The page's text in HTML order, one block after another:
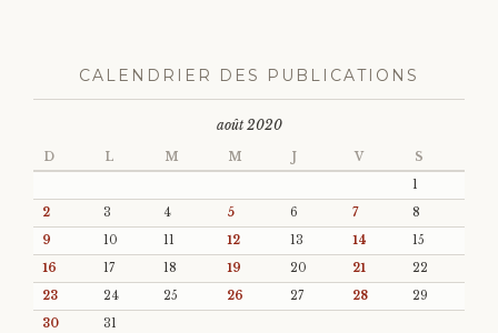
CALENDRIER DES PUBLICATIONS
août 2020
D L M M V S
1
2
3 4 5 6 7
8
9
10 11 12 13 14
15
16
17 18 19 20 21
22
23
24 25 26 27 28
29
30
31